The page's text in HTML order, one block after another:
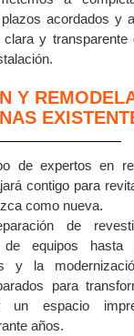
acordados y
clara y transparente
Y
de expertos en
contigo para
como nueva.
de
de equipos
y la
para
un espacio
años.